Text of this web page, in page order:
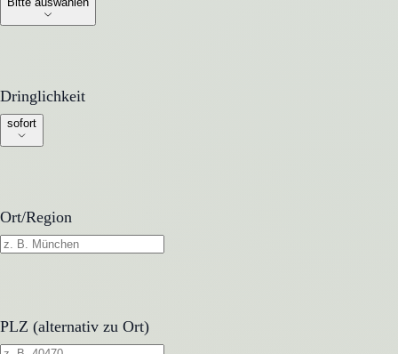
Dringlichkeit
Dringlichkeit
sofort
Ort/Region
PLZ (alternativ zu Ort)